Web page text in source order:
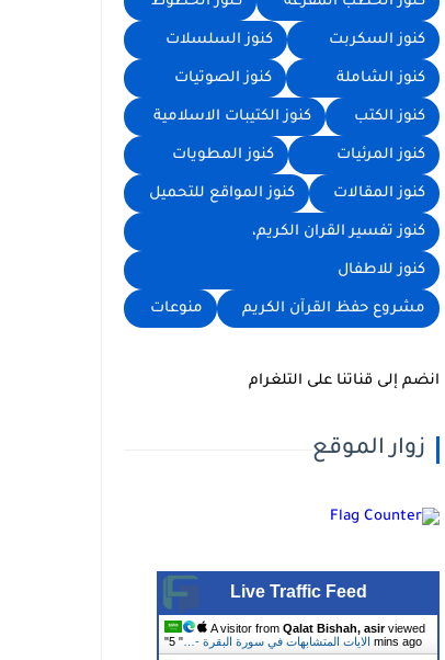
كنوز السكربت كنوز السلسلات
كنوز الشاملة كنوز الصوتيات
كنوز الكتب كنوز الكتيبات الاسلامية
كنوز المرئيات كنوز المطويات
كنوز المقالات كنوز المواقع للتحميل
كنوز تفسير القران الكريم،
كنوز للاطفال
مشروع حفظ القرآن الكريم منوعات
انضم إلى قناتنا على التلغرام
زوار الموقع
Live Traffic Feed
A visitor from Qalat Bishah, asirviewed
"
الايات المتشابهات في سورة البقرة -… "
5 mins ago